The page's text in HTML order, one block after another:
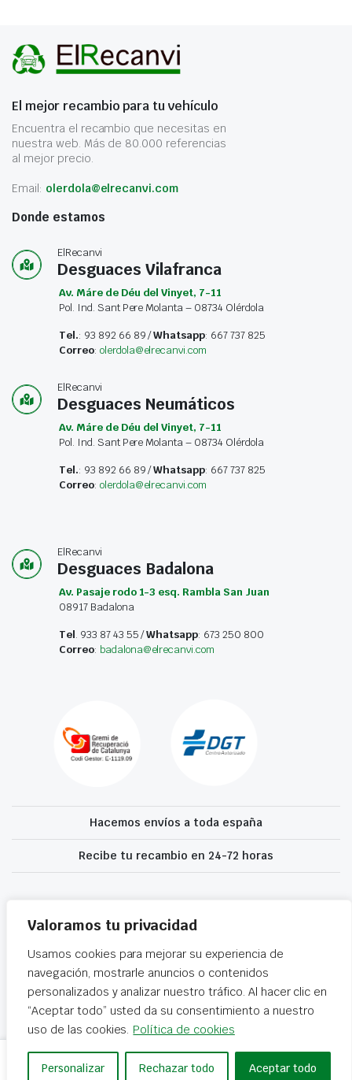
Valoramos tu privacidad
Usamos cookies para mejorar su experiencia de
navegación, mostrarle anuncios o contenidos
personalizados y analizar nuestro tráfico. Al hacer clic en
“Aceptar todo” usted da su consentimiento a nuestro
uso de las cookies. Política de cookies
Personalizar Rechazar todo Aceptar todo
DELANTERO
Añadir al carrito
El mejor recambio para tu vehículo
Encuentra el recambio que necesitas en
nuestra web. Más de 80.000 referencias
al mejor precio.
Email: olerdola@elrecanvi.com
Donde estamos
ElRecanvi
Desguaces Vilafranca
Av. Máre de Déu del Vinyet, 7-11
Pol. Ind. Sant Pere Molanta – 08734 Olérdola
Tel.: 93 892 66 89 /Whatsapp: 667 737 825
Correo: olerdola@elrecanvi.com
ElRecanvi
Desguaces Neumáticos
Av. Máre de Déu del Vinyet, 7-11
Pol. Ind. Sant Pere Molanta – 08734 Olérdola
Tel.: 93 892 66 89 /Whatsapp: 667 737 825
Correo: olerdola@elrecanvi.com
ElRecanvi
Desguaces Badalona
Av. Pasaje rodo 1-3 esq. Rambla San Juan
08917 Badalona
Tel. 933 87 43 55 /Whatsapp: 673 250 800
Correo: badalona@elrecanvi.com
Hacemos envíos a toda españa
Recibe tu recambio en 24-72 horas
accesibilidad